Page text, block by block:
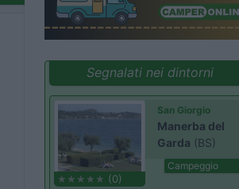
Segnalati nei dintorni
(0)
San Giorgio
Manerba del
Garda (BS)
Campeggio